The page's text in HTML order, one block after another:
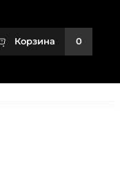
Корзина 0